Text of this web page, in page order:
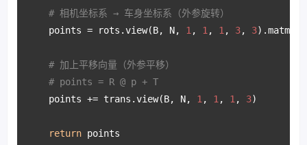
# 相机坐标系 → 车身坐标系（外参旋转）
    points = rots.view(B, N,
1 , 1 , 1 , 3, 3
# 加上平移向量（外参平移）
# points = R @ p + T
    points += trans.view(B, N,
1 , 1 , 1 , 3)
return points